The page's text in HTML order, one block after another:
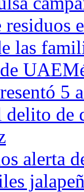
residuos
las
5
de
alerta